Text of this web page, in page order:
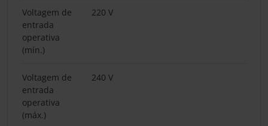
Voltagem de
entrada
operativa
(mín.)
220 V
Voltagem de
entrada
operativa
(máx.)
240 V